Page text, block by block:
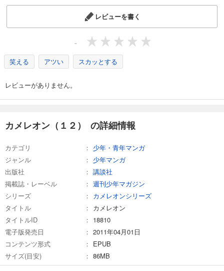
カメレオン（２３）
円 (税込)
594円 (税込)
あらすじを表示する
カメレオン（２５）
あらすじを表示する
カメレオン（２６）
試し読み
レビューを書く
-
笑える アツい スカッとする
レビューがありません。
カメレオン（１２） の詳細情報
カテゴリ
少年・青年マンガ
ジャンル
少年マンガ
出版社
講談社
掲載誌・レーベル
週刊少年マガジン
シリーズ
カメレオンシリーズ
タイトル
カメレオン
タイトルID
18810
電子版発売日
2011年04月01日
コンテンツ形式
EPUB
サイズ(目安)
86MB